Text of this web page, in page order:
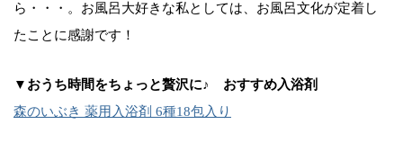
ら・・・。お風呂大好きな私としては、お風呂文化が定着し
たことに感謝です！
▼おうち時間をちょっと贅沢に♪ おすすめ入浴剤
森のいぶき 薬用入浴剤 6種18包入り